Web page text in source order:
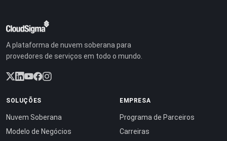
A plataforma de nuvem soberana para
provedores de serviços em todo o mundo.
SOLUÇÕES
Nuvem Soberana
Modelo de Negócios
EMPRESA
Programa de Parceiros
Carreiras